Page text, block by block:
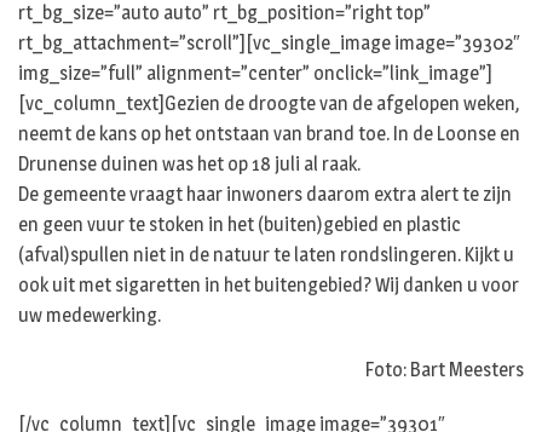
rt_bg_size=”auto auto” rt_bg_position=”right top”
rt_bg_attachment=”scroll”][vc_single_image image=”39302″
img_size=”full” alignment=”center” onclick=”link_image”]
[vc_column_text]Gezien de droogte van de afgelopen weken,
neemt de kans op het ontstaan van brand toe. In de Loonse en
Drunense duinen was het op 18 juli al raak.
De gemeente vraagt haar inwoners daarom extra alert te zijn
en geen vuur te stoken in het (buiten)gebied en plastic
(afval)spullen niet in de natuur te laten rondslingeren. Kijkt u
ook uit met sigaretten in het buitengebied? Wij danken u voor
uw medewerking.
Foto: Bart Meesters
[/vc_column_text][vc_single_image image=”39301″